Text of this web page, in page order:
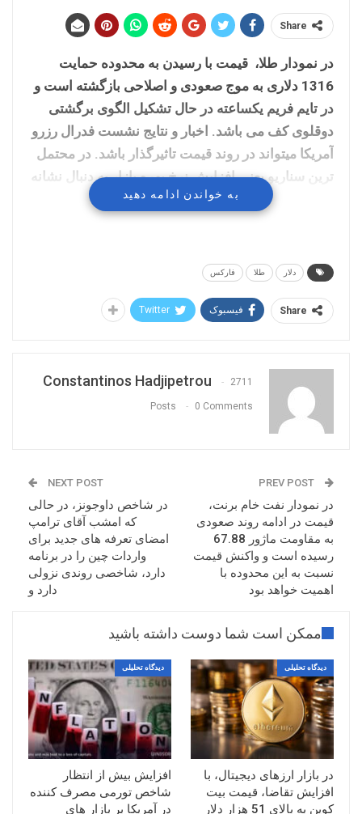
Share
در نمودار طلا، قیمت با رسیدن به محدوده حمایت
1316 دلاری به موج صعودی و اصلاحی بازگشته است و
در تایم فریم یکساعته در حال تشکیل الگوی برگشتی
دوقلوی کف می باشد. اخبار و نتایج نشست فدرال رزرو
آمریکا میتواند در روند قیمت تاثیرگذار باشد. در محتمل
ترین سناریو یعنی افزایش نرخ بهره بازار به دنبال نشانه
هایی از افزایش های محتمل در سال 2018 خواهد بود و
در صورتی که نشانه ای از افزایش های متعدد و بیش از
دارد.
به خواندن ادامه دهید
دلار طلا فارکس
Share فیسبوک Twitter
Constantinos Hadjipetrou 2711
Posts 0 Comments
در نمودار نفت خام برنت،
قیمت در ادامه روند صعودی
به مقاومت ماژور 67.88
رسیده است و واکنش قیمت
نسبت به این محدوده با
اهمیت خواهد بود
NEXT POST
در شاخص داوجونز، در حالی
که امشب آقای ترامپ
امضای تعرفه های جدید برای
واردات چین را در برنامه
دارد، شاخصی روندی نزولی
دارد و
ممکن است شما دوست داشته باشید
دیدگاه تحلیلی
در بازار ارزهای دیجیتال، با
افزایش تقاضا، قیمت بیت
کوین به بالای 51 هزار دلار
دیدگاه تحلیلی
افزایش بیش از انتظار
شاخص تورمی مصرف کننده
در آمریکا بر بازار های